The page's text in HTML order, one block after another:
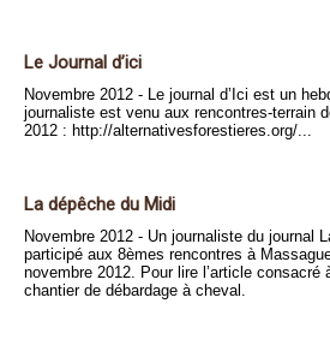
Le Journal d’ici
Novembre 2012 - Le journal d’Ici est un
journaliste est venu aux rencontres-terrain
2012 : http://alternativesforestieres.org/...
La dépêche du Midi
Novembre 2012 - Un journaliste du journal
participé aux 8èmes rencontres à
novembre 2012. Pour lire l’article consacré
chantier de débardage à cheval.